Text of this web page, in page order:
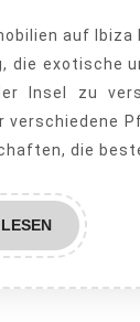
für
die exotische
Insel zu
verschiedene
die
BEITRAG
LESEN